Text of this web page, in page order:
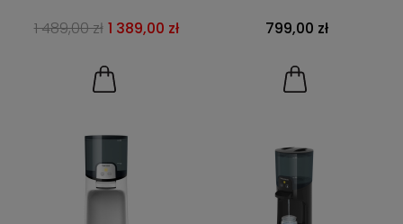
1 489,00 zł 1 389,00 zł 799,00 zł